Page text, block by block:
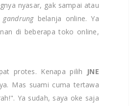
nyasar, gak sampai atau
gandrung belanja online. Ya
di beberapa toko online,
protes. Kenapa pilih JNE
Mas suami cuma tertawa
Ya sudah, saya oke saja